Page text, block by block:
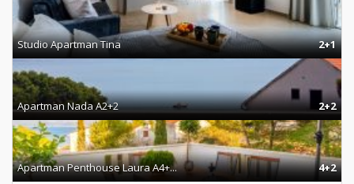
Studio Apartman Tina 2+1
Apartman Nada A2+2 2+2
Apartman Penthouse Laura A4+... 4+2